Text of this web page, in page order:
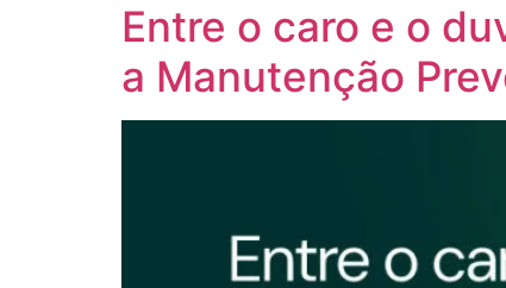
Entre o caro e o
a Manutenção